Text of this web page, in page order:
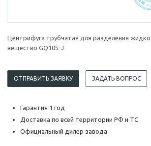
Центрифуга трубчатая для разделения
вещество GQ105-J
ОТПРАВИТЬ ЗАЯВКУ ЗАДАТЬ ВОПРОС
Гарантия 1 год
Доставка по всей территории РФ и ТС
Официальный дилер завода